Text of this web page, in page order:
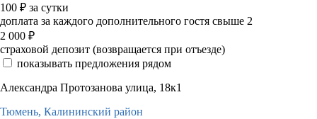
100 ₽ за сутки
доплата за каждого дополнительного гостя свыше 2
2 000 ₽
страховой депозит (возвращается при отъезде)
показывать предложения рядом
Александра Протозанова улица, 18к1
Тюмень, Калининский район